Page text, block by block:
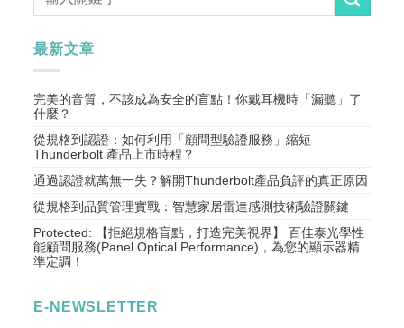
最新文章
完美的音質，不該成為安全的盲點！你戴耳機時「漏聽」了
什麼？
從規格到認證：如何利用「顧問型驗證服務」縮短
Thunderbolt 產品上市時程？
通過認證就萬無一失？解開Thunderbolt產品負評的真正原因
從規格到品質管理實戰：智慧家居雷達感測技術驗證關鍵
Protected: 【拒絕規格盲點，打造完美視界】 百佳泰光學性
能顧問服務(Panel Optical Performance)，為您的顯示器精
準定調！
E-NEWSLETTER